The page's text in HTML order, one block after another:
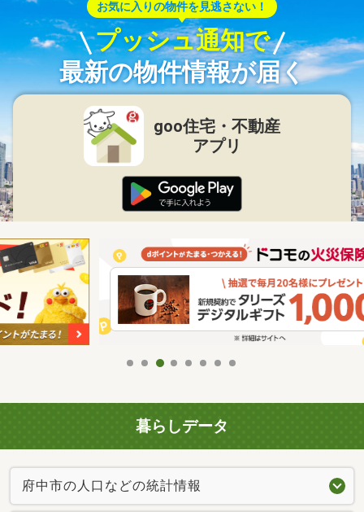
お気に入りの物件を見逃さない！
プッシュ通知で
最新の物件情報が届く
goo住宅・不動産
アプリ
暮らしデータ
府中市の人口などの統計情報